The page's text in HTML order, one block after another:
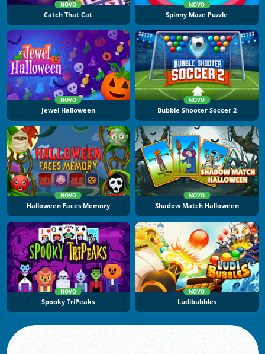
NOVO
Catch That Cat
NOVO
Spinny Maze Puzzle
NOVO
Jewel Halloween
NOVO
Bubble Shooter Soccer 2
NOVO
Halloween Faces Memory
NOVO
Shadow Match Halloween
NOVO
Spooky TriPeaks
NOVO
Ludibubbles